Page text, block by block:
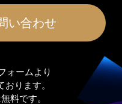
い合わせ
ォームより
おります。
料です。